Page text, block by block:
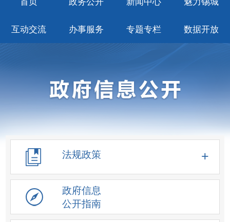
互动交流 办事服务 专题专栏 数据开放
法规政策
政府信息
公开指南